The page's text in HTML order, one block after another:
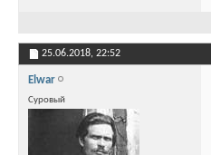
25.06.2018, 22:52
Elwar
Суровый